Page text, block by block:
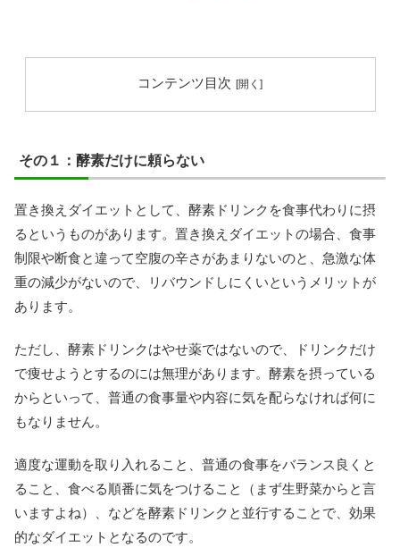
コンテンツ目次
その１：酵素だけに頼らない
置き換えダイエットとして、酵素ドリンクを食事代わりに摂
るというものがあります。置き換えダイエットの場合、食事
制限や断食と違って空腹の辛さがあまりないのと、急激な体
重の減少がないので、リバウンドしにくいというメリットが
あります。
ただし、酵素ドリンクはやせ薬ではないので、ドリンクだけ
で痩せようとするのには無理があります。酵素を摂っている
からといって、普通の食事量や内容に気を配らなければ何に
もなりません。
適度な運動を取り入れること、普通の食事をバランス良くと
ること、食べる順番に気をつけること（まず生野菜からと言
いますよね）、などを酵素ドリンクと並行することで、効果
的なダイエットとなるのです。